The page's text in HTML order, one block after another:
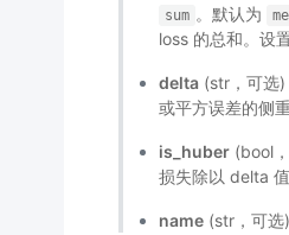
sum 。默认为
loss 的总和。设
delta (str，可选
或平方误差的侧
is_huber (bool
损失除以 delta
name (str，可